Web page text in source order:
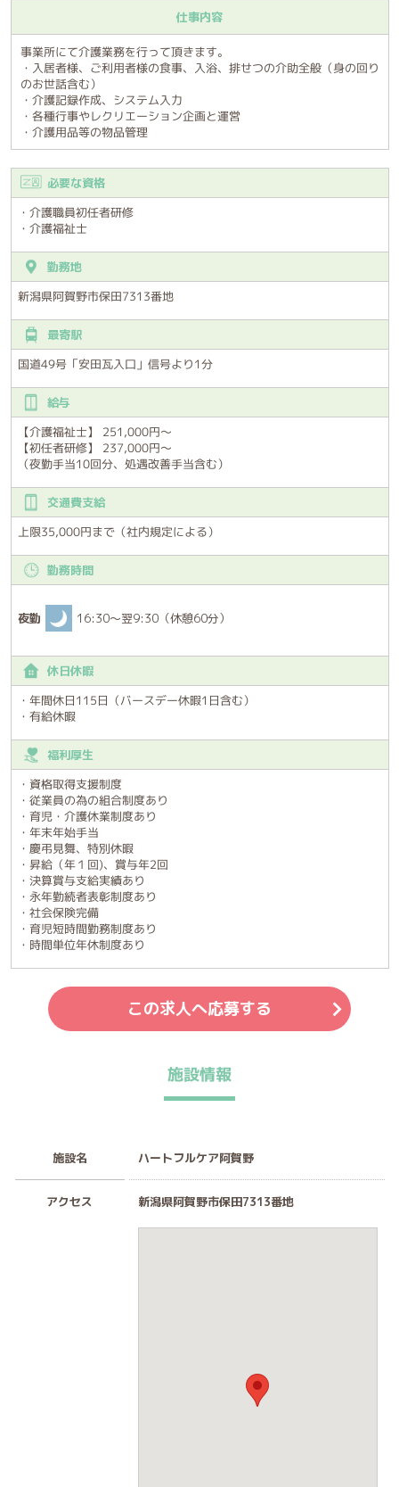
仕事内容
事業所にて介護業務を行って頂きます。
・入居者様、ご利用者様の食事、入浴、排せつの介助全般（身の回り
のお世話含む）
・介護記録作成、システム入力
・各種行事やレクリエーション企画と運営
・介護用品等の物品管理
必要な資格
・介護職員初任者研修
・介護福祉士
勤務地
新潟県阿賀野市保田7313番地
最寄駅
国道49号「安田瓦入口」信号より1分
給与
【介護福祉士】 251,000円～
【初任者研修】 237,000円～
（夜勤手当10回分、処遇改善手当含む）
交通費支給
上限35,000円まで（社内規定による）
勤務時間
夜勤 16:30～翌9:30（休憩60分）
休日休暇
・年間休日115日（バースデー休暇1日含む）
・有給休暇
福利厚生
・資格取得支援制度
・従業員の為の組合制度あり
・育児・介護休業制度あり
・年末年始手当
・慶弔見舞、特別休暇
・昇給（年１回)、賞与年2回
・決算賞与支給実績あり
・永年勤続者表彰制度あり
・社会保険完備
・育児短時間勤務制度あり
・時間単位年休制度あり
この求人へ応募する
施設情報
施設名 ハートフルケア阿賀野
アクセス 新潟県阿賀野市保田7313番地